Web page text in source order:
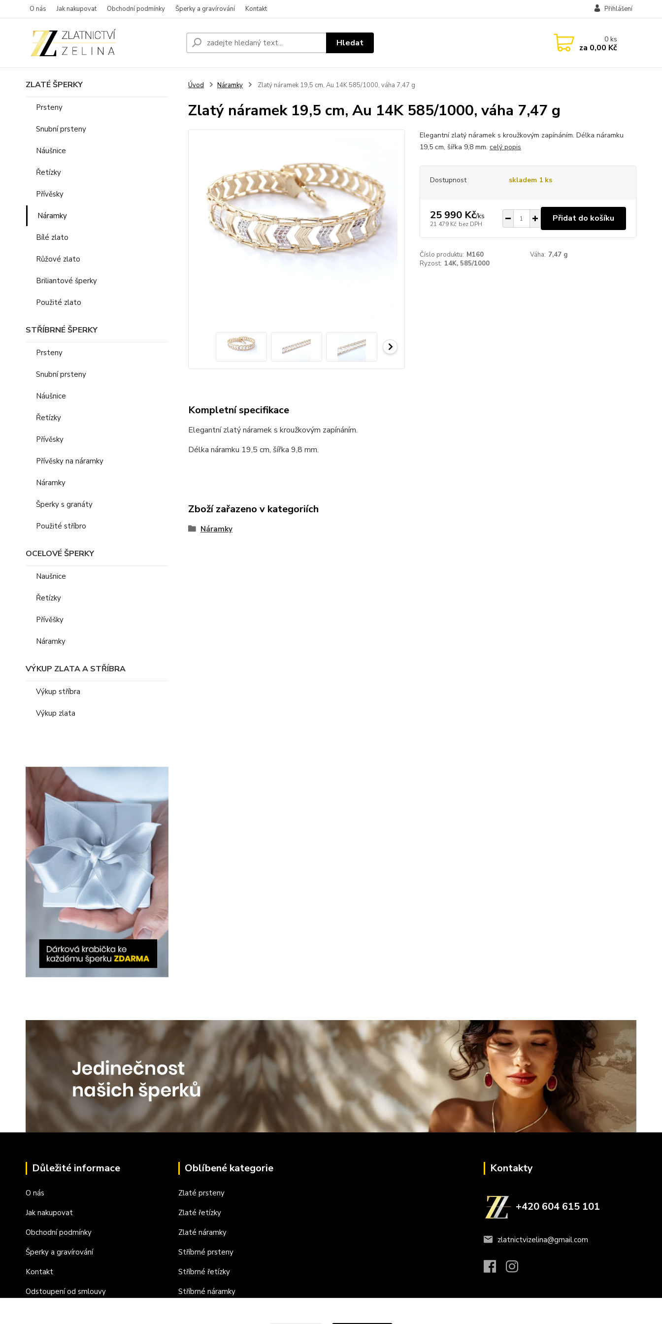
O nás Jak nakupovat Obchodní podmínky Šperky a gravírování Kontakt Přihlášení
Hledat 0ks
za 0,00 Kč
ZLATÉ ŠPERKY
Prsteny
Snubní prsteny
Náušnice
Řetízky
Přívěsky
Náramky
Bílé zlato
Růžové zlato
Briliantové šperky
Použité zlato
STŘÍBRNÉ ŠPERKY
Prsteny
Snubní prsteny
Náušnice
Řetízky
Přívěsky
Přívěsky na náramky
Náramky
Šperky s granáty
Použité stříbro
OCELOVÉ ŠPERKY
Naušnice
Řetízky
Přívěšky
Náramky
VÝKUP ZLATA A STŘÍBRA
Výkup stříbra
Výkup zlata
Úvod Náramky Zlatý náramek 19,5 cm, Au 14K 585/1000, váha 7,47 g
Zlatý náramek 19,5 cm, Au 14K 585/1000, váha 7,47 g
Elegantní zlatý náramek s kroužkovým zapínáním. Délka náramku
19,5 cm, šířka 9,8 mm. celý popis
Dostupnost skladem 1 ks
25 990 Kč/ks
21 479 Kč bez DPH
Přidat do košíku
Číslo produktu: M160 Váha: 7,47 g
Ryzost: 14K, 585/1000
Kompletní specifikace
Elegantní zlatý náramek s kroužkovým zapínáním.
Délka náramku 19,5 cm, šířka 9,8 mm.
Zboží zařazeno v kategoriích
Náramky
Důležité informace
O nás
Jak nakupovat
Obchodní podmínky
Šperky a gravírování
Kontakt
Odstoupení od smlouvy
Oblíbené kategorie
Zlaté prsteny
Zlaté řetízky
Zlaté náramky
Stříbrné prsteny
Stříbrné řetízky
Stříbrné náramky
Kontakty
+420 604 615 101
zlatnictvizelina@gmail.com